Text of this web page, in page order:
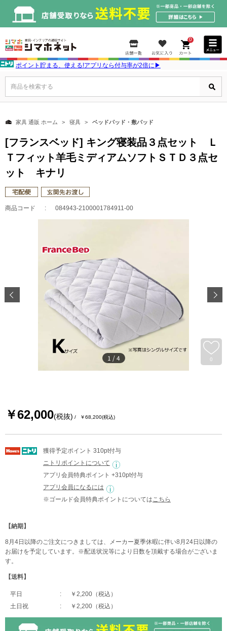
0
ポイント貯まる、使える!アプリなら付与率が2倍に▶
商品を検索する
家具 通販 ホーム 寝具 ベッドパッド・敷パッド
[フランスベッド] キング寝装品３点セット Ｌ
Ｔフィット羊毛ミディアムソフトＳＴＤ３点セ
ット キナリ
商品コード 084943-2100001784911-00
0
1 /4
￥62,000(税抜) ￥68,200(税込)
獲得予定ポイント 310pt付与
ニトリポイントについて
アプリ会員特典ポイント +310pt付与
アプリ会員になるには
※ゴールド会員特典ポイントについては こちら
【納期】
8月4日以降のご注文につきましては、メーカー夏季休暇に伴い8月24日以降の
お届けを予定しています。※配送状況等により日数を頂戴する場合がございま
す。
【送料】
平日
￥2,200（税込）
土日祝
￥2,200（税込）